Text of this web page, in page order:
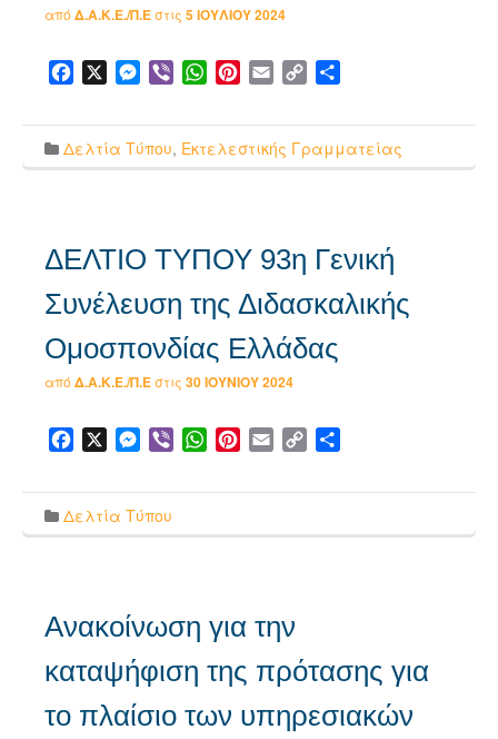
από Δ.Α.Κ.Ε./Π.Εστις 5 ΙΟΥΛΊΟΥ 2024
Facebook Messenger
Viber WhatsApp
Pinterest
Email Copy
Δελτία Τύπου, Εκτελεστικής Γραμματείας
ΔΕΛΤΙΟ ΤΥΠΟΥ 93η Γενική
Συνέλευση της Διδασκαλικής
Ομοσπονδίας Ελλάδας
από Δ.Α.Κ.Ε./Π.Εστις 30 ΙΟΥΝΊΟΥ 2024
Facebook Messenger
Viber WhatsApp
Pinterest
Email Copy
Δελτία Τύπου
Ανακοίνωση για την
καταψήφιση της πρότασης για
το πλαίσιο των υπηρεσιακών